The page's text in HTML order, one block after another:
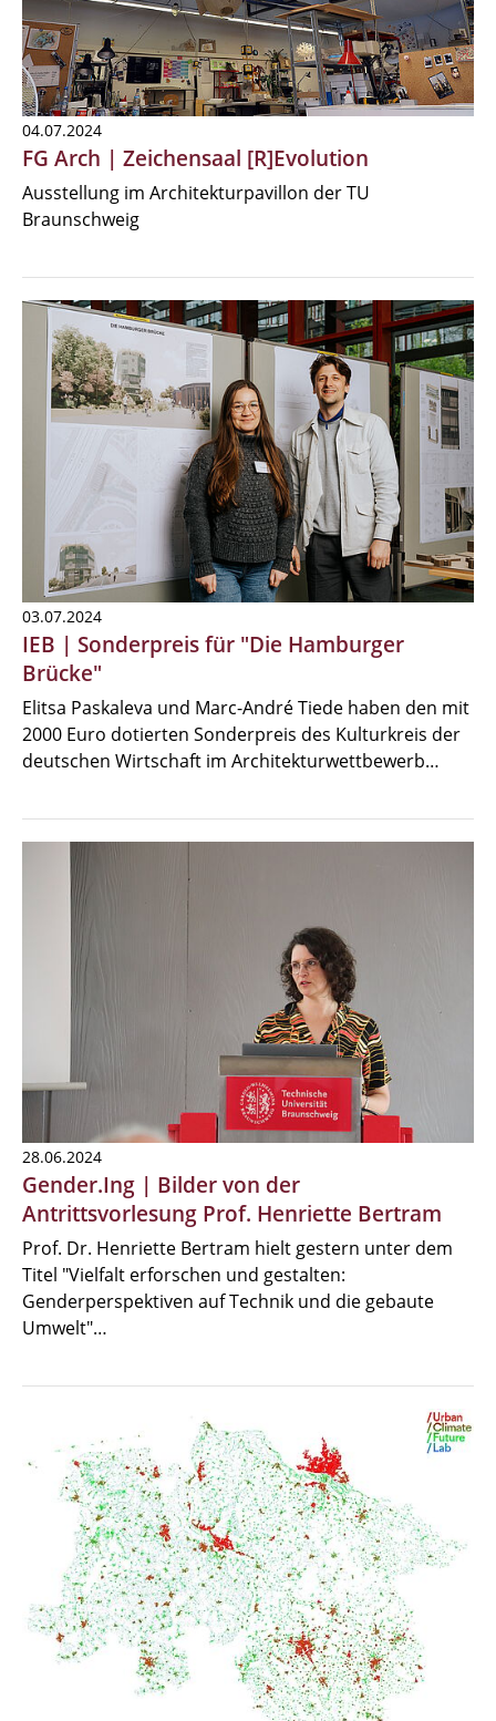
04.07.2024
FG Arch | Zeichensaal [R]Evolution
Ausstellung im Architekturpavillon der TU
Braunschweig
03.07.2024
IEB | Sonderpreis für "Die Hamburger
Brücke"
Elitsa Paskaleva und Marc-André Tiede haben den mit
2000 Euro dotierten Sonderpreis des Kulturkreis der
deutschen Wirtschaft im Architekturwettbewerb…
28.06.2024
Gender.Ing | Bilder von der
Antrittsvorlesung Prof. Henriette Bertram
Prof. Dr. Henriette Bertram hielt gestern unter dem
Titel "Vielfalt erforschen und gestalten:
Genderperspektiven auf Technik und die gebaute
Umwelt"…